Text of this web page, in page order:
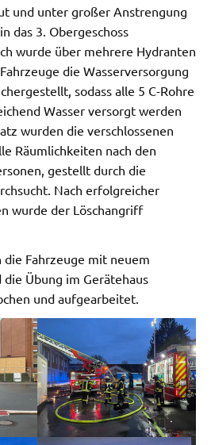
und unter großer Anstrengung
das 3. Obergeschoss
wurde über mehrere Hydranten
die Wasserversorgung
sodass alle 5 C-Rohre
Wasser versorgt werden
wurden die verschlossenen
Räumlichkeiten nach den
gestellt durch die
Nach erfolgreicher
wurde der Löschangriff
Fahrzeuge mit neuem
Übung im Gerätehaus
und aufgearbeitet.